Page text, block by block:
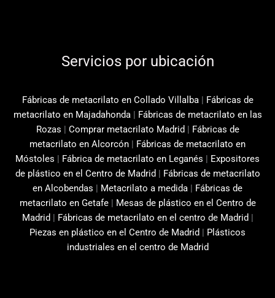
Servicios por ubicación
Fábricas de metacrilato en Collado Villalba | Fábricas de
metacrilato en Majadahonda | Fábricas de metacrilato en las
Rozas | Comprar metacrilato Madrid | Fábricas de
metacrilato en Alcorcón | Fábricas de metacrilato en
Móstoles | Fábrica de metacrilato en Leganés | Expositores
de plástico en el Centro de Madrid | Fábricas de metacrilato
en Alcobendas | Metacrilato a medida | Fábricas de
metacrilato en Getafe| Mesas de plástico en el Centro de
Madrid | Fábricas de metacrilato en el centro de Madrid |
Piezas en plástico en el Centro de Madrid | Plásticos
industriales en el centro de Madrid